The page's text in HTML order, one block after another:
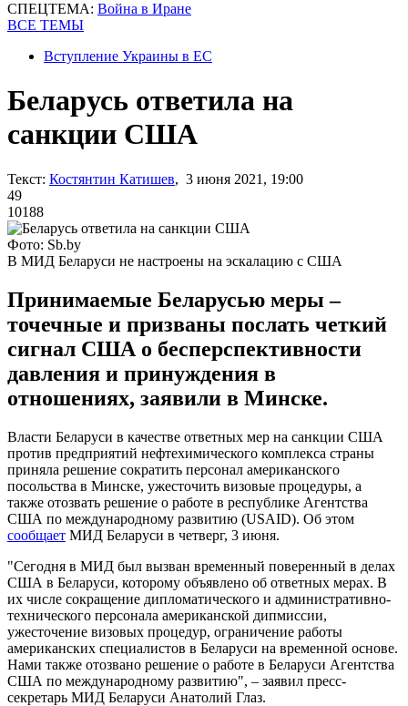
СПЕЦТЕМА: Война в Иране
ВСЕ ТЕМЫ
Вступление Украины в ЕС
Беларусь ответила на
санкции США
Текст: Костянтин Катишев, 3 июня 2021, 19:00
49
10188
Фото: Sb.by
В МИД Беларуси не настроены на эскалацию с США
Принимаемые Беларусью меры –
точечные и призваны послать четкий
сигнал США о бесперспективности
давления и принуждения в
отношениях, заявили в Минске.
Власти Беларуси в качестве ответных мер на санкции США
против предприятий нефтехимического комплекса страны
приняла решение сократить персонал американского
посольства в Минске, ужесточить визовые процедуры, а
также отозвать решение о работе в республике Агентства
США по международному развитию (USAID). Об этом
сообщает МИД Беларуси в четверг, 3 июня.
"Сегодня в МИД был вызван временный поверенный в делах
США в Беларуси, которому объявлено об ответных мерах. В
их числе сокращение дипломатического и административно-
технического персонала американской дипмиссии,
ужесточение визовых процедур, ограничение работы
американских специалистов в Беларуси на временной основе.
Нами также отозвано решение о работе в Беларуси Агентства
США по международному развитию", – заявил пресс-
секретарь МИД Беларуси Анатолий Глаз.